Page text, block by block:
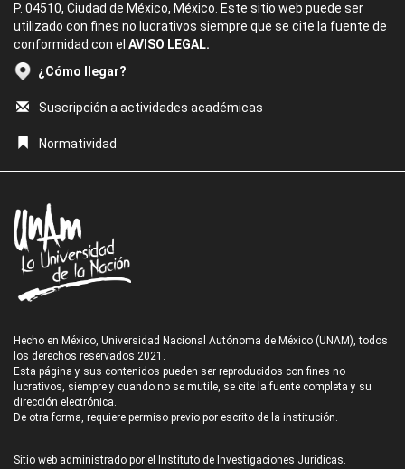
P. 04510, Ciudad de México, México. Este sitio web puede ser
utilizado con fines no lucrativos siempre que se cite la fuente de
conformidad con el AVISO LEGAL.
¿Cómo llegar?
Suscripción a actividades académicas
Normatividad
Hecho en México, Universidad Nacional Autónoma de México (UNAM), todos
los derechos reservados 2021.
Esta página y sus contenidos pueden ser reproducidos con fines no
lucrativos, siempre y cuando no se mutile, se cite la fuente completa y su
dirección electrónica.
De otra forma, requiere permiso previo por escrito de la institución.
Sitio web administrado por el Instituto de Investigaciones Jurídicas.